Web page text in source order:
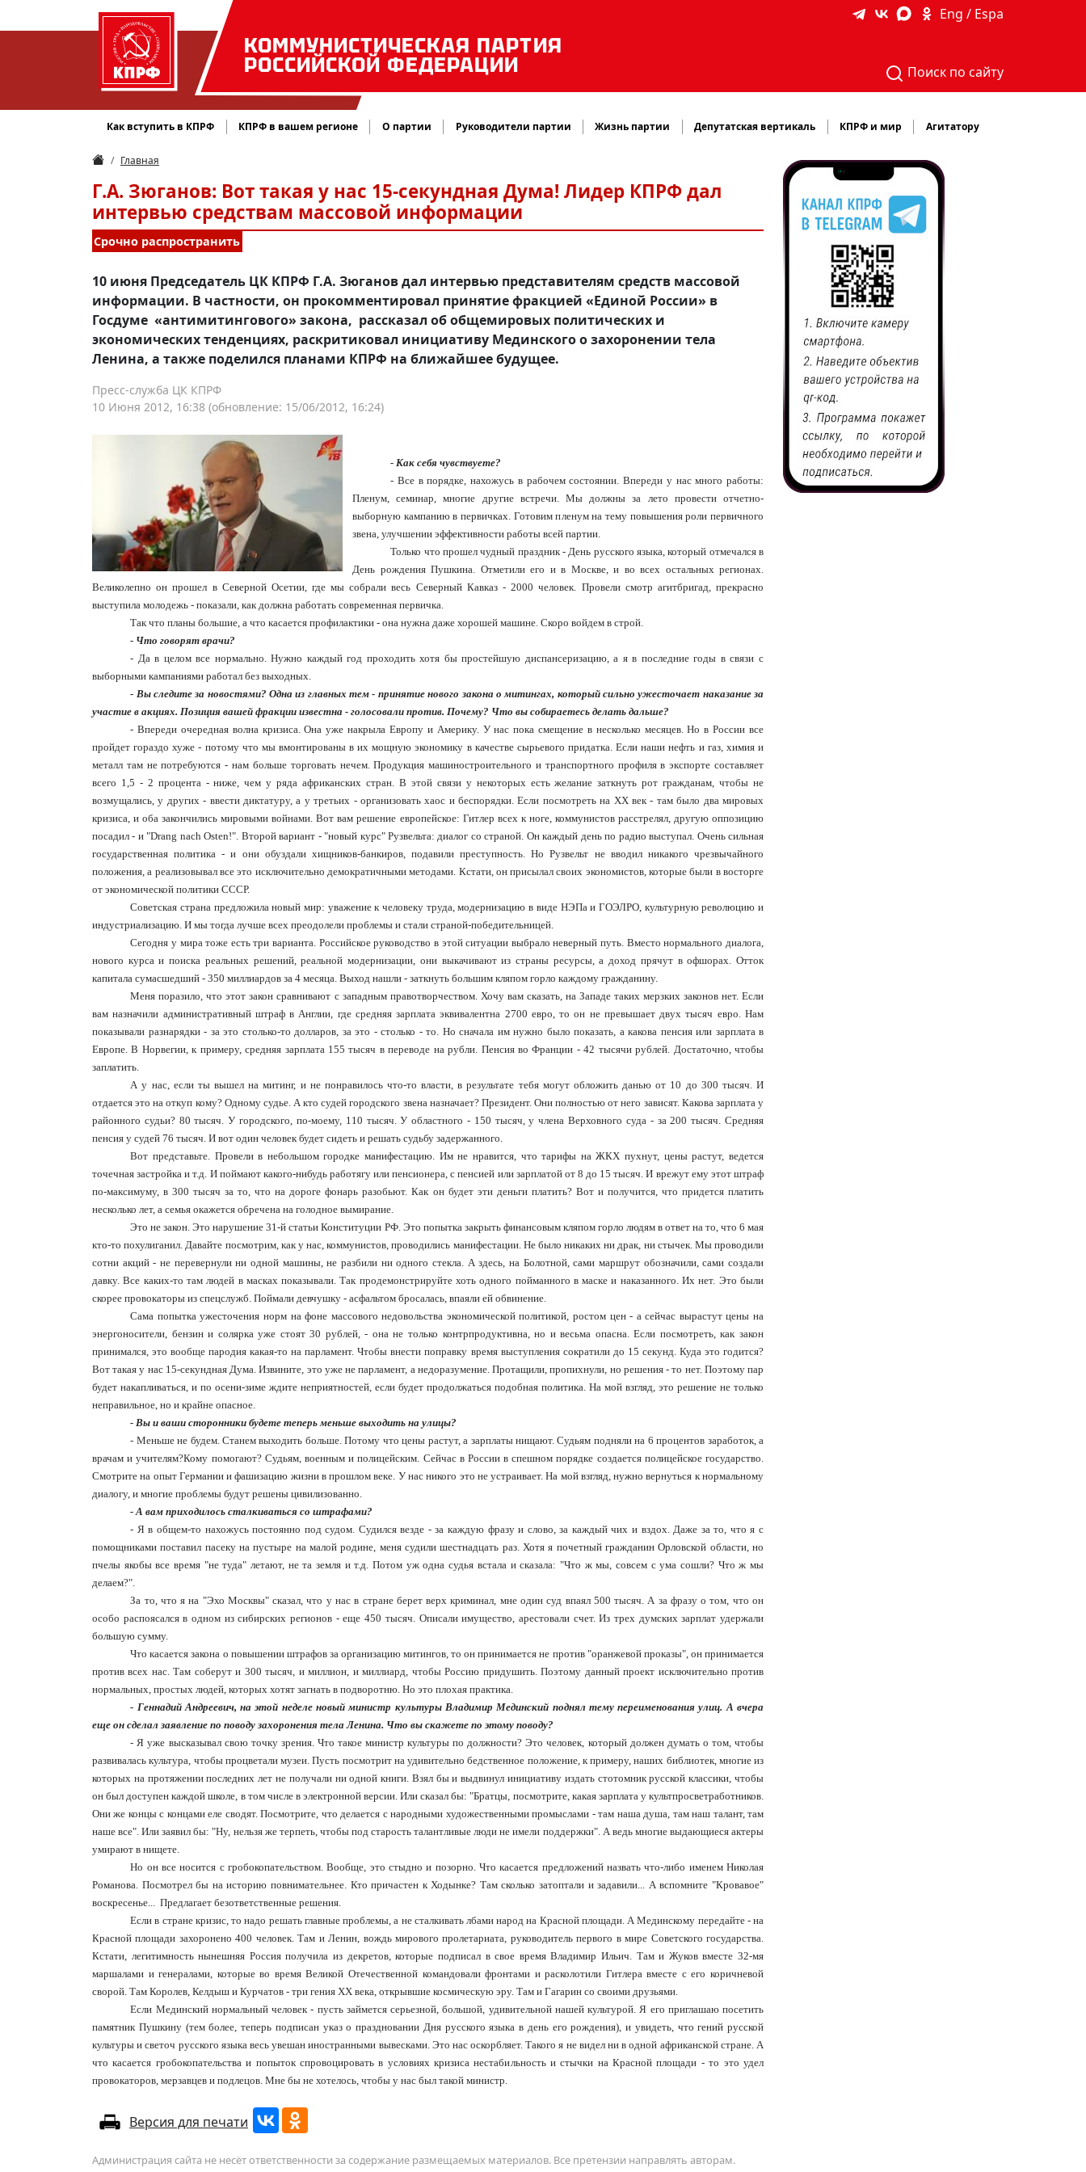
КОММУНИСТИЧЕСКАЯ ПАРТИЯ
РОССИЙСКОЙ ФЕДЕРАЦИИ
Eng / Espa
Поиск по сайту
Как вступить в КПРФ КПРФ в вашем регионе О партии Руководители партии Жизнь партии Депутатская вертикаль КПРФ и мир Агитатору
Главная
Г.А. Зюганов: Вот такая у нас 15-секундная Дума! Лидер КПРФ дал
интервью средствам массовой информации
Срочно распространить
10 июня Председатель ЦК КПРФ Г.А. Зюганов дал интервью представителям средств массовой
информации. В частности, он прокомментировал принятие фракцией «Единой России» в
Госдуме «антимитингового» закона, рассказал об общемировых политических и
экономических тенденциях, раскритиковал инициативу Мединского о захоронении тела
Ленина, а также поделился планами КПРФ на ближайшее будущее.
Пресс-служба ЦК КПРФ
10 Июня 2012, 16:38 (обновление: 15/06/2012, 16:24)
- Как себя чувствуете?
- Все в порядке, нахожусь в рабочем состоянии. Впереди у нас много работы:
Пленум, семинар, многие другие встречи. Мы должны за лето провести отчетно-
выборную кампанию в первичках. Готовим пленум на тему повышения роли первичного
звена, улучшении эффективности работы всей партии.
Только что прошел чудный праздник - День русского языка, который отмечался в
День рождения Пушкина. Отметили его и в Москве, и во всех остальных регионах.
Великолепно он прошел в Северной Осетии, где мы собрали весь Северный Кавказ - 2000 человек. Провели смотр агитбригад, прекрасно
выступила молодежь - показали, как должна работать современная первичка.
Так что планы большие, а что касается профилактики - она нужна даже хорошей машине. Скоро войдем в строй.
- Что говорят врачи?
- Да в целом все нормально. Нужно каждый год проходить хотя бы простейшую диспансеризацию, а я в последние годы в связи с
выборными кампаниями работал без выходных.
- Вы следите за новостями? Одна из главных тем - принятие нового закона о митингах, который сильно ужесточает наказание за
участие в акциях. Позиция вашей фракции известна - голосовали против. Почему? Что вы собираетесь делать дальше?
- Впереди очередная волна кризиса. Она уже накрыла Европу и Америку. У нас пока смещение в несколько месяцев. Но в России все
пройдет гораздо хуже - потому что мы вмонтированы в их мощную экономику в качестве сырьевого придатка. Если наши нефть и газ, химия и
металл там не потребуются - нам больше торговать нечем. Продукция машиностроительного и транспортного профиля в экспорте составляет
всего 1,5 - 2 процента - ниже, чем у ряда африканских стран. В этой связи у некоторых есть желание заткнуть рот гражданам, чтобы не
возмущались, у других - ввести диктатуру, а у третьих - организовать хаос и беспорядки. Если посмотреть на XX век - там было два мировых
кризиса, и оба закончились мировыми войнами. Вот вам решение европейское: Гитлер всех к ноге, коммунистов расстрелял, другую оппозицию
посадил - и "Drang nach Osten!". Второй вариант - "новый курс" Рузвельта: диалог со страной. Он каждый день по радио выступал. Очень сильная
государственная политика - и они обуздали хищников-банкиров, подавили преступность. Но Рузвельт не вводил никакого чрезвычайного
положения, а реализовывал все это исключительно демократичными методами. Кстати, он присылал своих экономистов, которые были в восторге
от экономической политики СССР.
Советская страна предложила новый мир: уважение к человеку труда, модернизацию в виде НЭПа и ГОЭЛРО, культурную революцию и
индустриализацию. И мы тогда лучше всех преодолели проблемы и стали страной-победительницей.
Сегодня у мира тоже есть три варианта. Российское руководство в этой ситуации выбрало неверный путь. Вместо нормального диалога,
нового курса и поиска реальных решений, реальной модернизации, они выкачивают из страны ресурсы, а доход прячут в офшорах. Отток
капитала сумасшедший - 350 миллиардов за 4 месяца. Выход нашли - заткнуть большим кляпом горло каждому гражданину.
Меня поразило, что этот закон сравнивают с западным правотворчеством. Хочу вам сказать, на Западе таких мерзких законов нет. Если
вам назначили административный штраф в Англии, где средняя зарплата эквивалентна 2700 евро, то он не превышает двух тысяч евро. Нам
показывали разнарядки - за это столько-то долларов, за это - столько - то. Но сначала им нужно было показать, а какова пенсия или зарплата в
Европе. В Норвегии, к примеру, средняя зарплата 155 тысяч в переводе на рубли. Пенсия во Франции - 42 тысячи рублей. Достаточно, чтобы
заплатить.
А у нас, если ты вышел на митинг, и не понравилось что-то власти, в результате тебя могут обложить данью от 10 до 300 тысяч. И
отдается это на откуп кому? Одному судье. А кто судей городского звена назначает? Президент. Они полностью от него зависят. Какова зарплата у
районного судьи? 80 тысяч. У городского, по-моему, 110 тысяч. У областного - 150 тысяч, у члена Верховного суда - за 200 тысяч. Средняя
пенсия у судей 76 тысяч. И вот один человек будет сидеть и решать судьбу задержанного.
Вот представьте. Провели в небольшом городке манифестацию. Им не нравится, что тарифы на ЖКХ пухнут, цены растут, ведется
точечная застройка и т.д. И поймают какого-нибудь работягу или пенсионера, с пенсией или зарплатой от 8 до 15 тысяч. И врежут ему этот штраф
по-максимуму, в 300 тысяч за то, что на дороге фонарь разобьют. Как он будет эти деньги платить? Вот и получится, что придется платить
несколько лет, а семья окажется обречена на голодное вымирание.
Это не закон. Это нарушение 31-й статьи Конституции РФ. Это попытка закрыть финансовым кляпом горло людям в ответ на то, что 6 мая
кто-то похулиганил. Давайте посмотрим, как у нас, коммунистов, проводились манифестации. Не было никаких ни драк, ни стычек. Мы проводили
сотни акций - не перевернули ни одной машины, не разбили ни одного стекла. А здесь, на Болотной, сами маршрут обозначили, сами создали
давку. Все каких-то там людей в масках показывали. Так продемонстрируйте хоть одного пойманного в маске и наказанного. Их нет. Это были
скорее провокаторы из спецслужб. Поймали девчушку - асфальтом бросалась, впаяли ей обвинение.
Сама попытка ужесточения норм на фоне массового недовольства экономической политикой, ростом цен - а сейчас вырастут цены на
энергоносители, бензин и солярка уже стоят 30 рублей, - она не только контрпродуктивна, но и весьма опасна. Если посмотреть, как закон
принимался, это вообще пародия какая-то на парламент. Чтобы внести поправку время выступления сократили до 15 секунд. Куда это годится?
Вот такая у нас 15-секундная Дума. Извините, это уже не парламент, а недоразумение. Протащили, пропихнули, но решения - то нет. Поэтому пар
будет накапливаться, и по осени-зиме ждите неприятностей, если будет продолжаться подобная политика. На мой взгляд, это решение не только
неправильное, но и крайне опасное.
- Вы и ваши сторонники будете теперь меньше выходить на улицы?
- Меньше не будем. Станем выходить больше. Потому что цены растут, а зарплаты нищают. Судьям подняли на 6 процентов заработок, а
врачам и учителям?Кому помогают? Судьям, военным и полицейским. Сейчас в России в спешном порядке создается полицейское государство.
Смотрите на опыт Германии и фашизацию жизни в прошлом веке. У нас никого это не устраивает. На мой взгляд, нужно вернуться к нормальному
диалогу, и многие проблемы будут решены цивилизованно.
- А вам приходилось сталкиваться со штрафами?
- Я в общем-то нахожусь постоянно под судом. Судился везде - за каждую фразу и слово, за каждый чих и вздох. Даже за то, что я с
помощниками поставил пасеку на пустыре на малой родине, меня судили шестнадцать раз. Хотя я почетный гражданин Орловской области, но
пчелы якобы все время "не туда" летают, не та земля и т.д. Потом уж одна судья встала и сказала: "Что ж мы, совсем с ума сошли? Что ж мы
делаем?".
За то, что я на "Эхо Москвы" сказал, что у нас в стране берет верх криминал, мне один суд впаял 500 тысяч. А за фразу о том, что он
особо распоясался в одном из сибирских регионов - еще 450 тысяч. Описали имущество, арестовали счет. Из трех думских зарплат удержали
большую сумму.
Что касается закона о повышении штрафов за организацию митингов, то он принимается не против "оранжевой проказы", он принимается
против всех нас. Там соберут и 300 тысяч, и миллион, и миллиард, чтобы Россию придушить. Поэтому данный проект исключительно против
нормальных, простых людей, которых хотят загнать в подворотню. Но это плохая практика.
- Геннадий Андреевич, на этой неделе новый министр культуры Владимир Мединский поднял тему переименования улиц. А вчера
еще он сделал заявление по поводу захоронения тела Ленина. Что вы скажете по этому поводу?
- Я уже высказывал свою точку зрения. Что такое министр культуры по должности? Это человек, который должен думать о том, чтобы
развивалась культура, чтобы процветали музеи. Пусть посмотрит на удивительно бедственное положение, к примеру, наших библиотек, многие из
которых на протяжении последних лет не получали ни одной книги. Взял бы и выдвинул инициативу издать стотомник русской классики, чтобы
он был доступен каждой школе, в том числе в электронной версии. Или сказал бы: "Братцы, посмотрите, какая зарплата у культпросветработников.
Они же концы с концами еле сводят. Посмотрите, что делается с народными художественными промыслами - там наша душа, там наш талант, там
наше все". Или заявил бы: "Ну, нельзя же терпеть, чтобы под старость талантливые люди не имели поддержки". А ведь многие выдающиеся актеры
умирают в нищете.
Но он все носится с гробокопательством. Вообще, это стыдно и позорно. Что касается предложений назвать что-либо именем Николая
Романова. Посмотрел бы на историю повнимательнее. Кто причастен к Ходынке? Там сколько затоптали и задавили... А вспомните "Кровавое"
воскресенье...
Предлагает безответственные решения.
Если в стране кризис, то надо решать главные проблемы, а не сталкивать лбами народ на Красной площади. А Мединскому передайте - на
Красной площади захоронено 400 человек. Там и Ленин, вождь мирового пролетариата, руководитель первого в мире Советского государства.
Кстати, легитимность нынешняя Россия получила из декретов, которые подписал в свое время Владимир Ильич. Там и Жуков вместе 32-мя
маршалами и генералами, которые во время Великой Отечественной командовали фронтами и расколотили Гитлера вместе с его коричневой
сворой. Там Королев, Келдыш и Курчатов - три гения XX века, открывшие космическую эру. Там и Гагарин со своими друзьями.
Если Мединский нормальный человек - пусть займется серьезной, большой, удивительной нашей культурой. Я его приглашаю посетить
памятник Пушкину (тем более, теперь подписан указ о праздновании Дня русского языка в день его рождения), и увидеть, что гений русской
культуры и светоч русского языка весь увешан иностранными вывесками. Это нас оскорбляет. Такого я не видел ни в одной африканской стране. А
что касается гробокопательства и попыток спровоцировать в условиях кризиса нестабильность и стычки на Красной площади - то это удел
провокаторов, мерзавцев и подлецов. Мне бы не хотелось, чтобы у нас был такой министр.
Версия для печати
Администрация сайта не несёт ответственности за содержание размещаемых материалов. Все претензии направлять авторам.